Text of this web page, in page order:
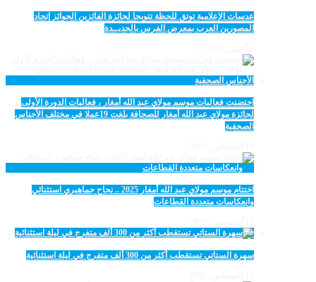
عدسات الإعلامية توتق للحظة تتويجا لجائزة الفائزين الجوائز إتحاد
المصورين العرب بمعرض الفرس بالجديــدة
احتضنت فعاليات موسم مولاي عبد الله أمغار ، فعاليات الدورة الأولى
لجائزة مولاي عبد الله أمغار للصحافة بلغت 19عملا في مختلف الأجناس
الصحفية
اختتام موسم مولاي عبد الله أمغار 2025 .. نجاح جماهيري استثنائي
وانعكاسات متعددة القطاعات
سهرة الستاتي تستقطب أكثر من 300 ألف متفرج في ليلة استثنائية